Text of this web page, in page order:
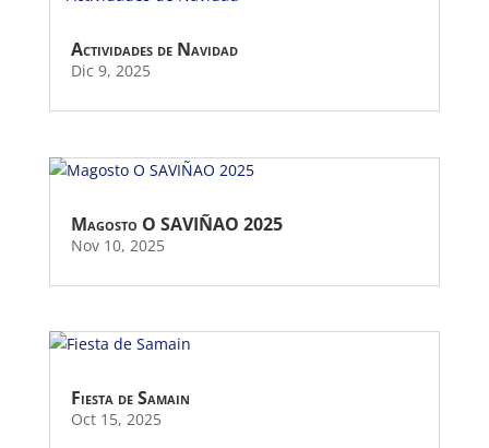
Actividades de Navidad
Dic 9, 2025
Magosto O SAVIÑAO 2025
Nov 10, 2025
Fiesta de Samain
Oct 15, 2025